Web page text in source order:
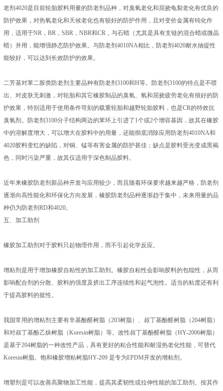
老剂4020是目前轮胎胶料用量的防老剂品种，对臭氧老化和屈挠龟裂老化有优良的
防护效果，对热氧老化和天候老化也有较好的防护作用，且对变价金属有钝化作
用，适用于NR，BR，SBR，NBR和CR，与石蜡（尤其是具有支链的混合蜡或微晶
蜡）并用，能增强静态防护效果。与防老剂4010NA相比，防老剂4020耐水抽提性
能较好，可以达到长效防护的效果。
二芳基对苯二胺类防老剂主要品种有防老剂3100和H等。防老剂3100的特点是不喷
出、对皮肤无刺激，对轮胎和其它橡胶制品的臭氧、氧和屈挠疲劳老化有很好的防
护效果，特别适用于使用条件苛刻的载重轮胎和越野轮胎胶料，也是CR的特效抗
臭氧剂。防老剂3100分子结构两边的苯环上引进了1个或2个增容基因，故其在橡胶
中的溶解度增大，可以增大在胶料中的用量，还能彻底消除应用防老剂4010NA和
4020胶料变红的缺陷，对铜、锰等有害金属的防护甚佳；缺点是胶料受光变成黑褐
色，同时污染严重，故其仅适用于深色制品胶料。
近年来橡胶防老剂新品种开发与应用较少，而且随着环保要求越来越严格，防老剂
逐渐向高性能化和环保化方向发展，橡胶防老剂品种逐渐趋于集中，未来用量的品
种仍为防老剂RD和4020。
五、加工助剂
橡胶加工助剂对于胶料只起物理作用，而不引起化学反应。
增粘剂是用于增加橡胶自粘性的加工助剂。橡胶自粘性会影响胶料的包辊性，从而
影响配合剂的分散、胶料的强度及挤出工序连续性和起气泡性。适当的粘度还有利
于提高胶料的挺性。
我国常用的增粘剂主要有辛基酚醛树脂（203树脂）、叔丁基酚醛树脂（204树脂）
和对叔丁基酚乙炔树脂（Koresin树脂）等。改性叔丁基酚醛树脂（HY-2006树脂）
是基于204树脂的一种改性产品，具有更好的粘合性能和耐湿热老化性能，可替代
Koresin树脂。饱和橡胶增粘树脂HY-209 是专为EPDM开发的增粘剂。
增塑剂是可以改善高聚物加工性能，提高其柔韧性或拉伸性能的加工助剂。按其作